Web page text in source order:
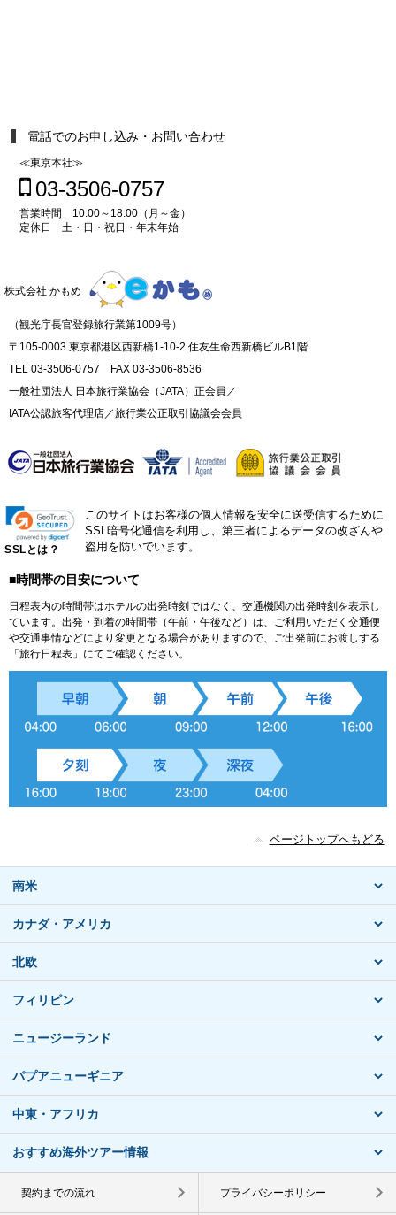
電話でのお申し込み・お問い合わせ
≪東京本社≫
03-3506-0757
営業時間 10:00～18:00（月～金）
定休日 土・日・祝日・年末年始
株式会社 かもめ
（観光庁長官登録旅行業第1009号）
〒105-0003 東京都港区西新橋1-10-2 住友生命西新橋ビルB1階
TEL 03-3506-0757 FAX 03-3506-8536
一般社団法人 日本旅行業協会（JATA）正会員／
IATA公認旅客代理店／旅行業公正取引協議会会員
SSLとは？
このサイトはお客様の個人情報を安全に送受信するために
SSL暗号化通信を利用し、第三者によるデータの改ざんや
盗用を防いでいます。
■時間帯の目安について
日程表内の時間帯はホテルの出発時刻ではなく、交通機関の出発時刻を表示し
ています。出発・到着の時間帯（午前・午後など）は、ご利用いただく交通便
や交通事情などにより変更となる場合がありますので、ご出発前にお渡しする
「旅行日程表」にてご確認ください。
ページトップへもどる
南米
カナダ・アメリカ
北欧
フィリピン
ニュージーランド
パプアニューギニア
中東・アフリカ
おすすめ海外ツアー情報
契約までの流れ プライバシーポリシー